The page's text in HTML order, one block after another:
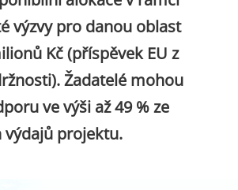
výzvy pro danou oblast
Kč (příspěvek EU z
Žadatelé mohou
ve výši až 49 % ze
výdajů projektu.